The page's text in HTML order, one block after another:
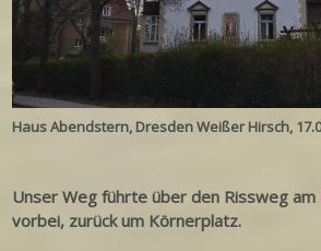
Haus Abendstern, Dresden Weißer Hirsch,
Unser Weg führte über den Rissweg am
vorbei, zurück um Körnerplatz.